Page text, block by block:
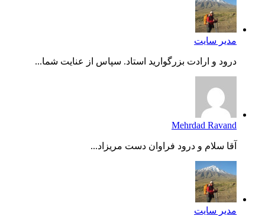
مدیر سایت
درود و ارادت بزرگوارید استاد. سپاس از عنایت شما...
Mehrdad Ravand
آقا سلام و درود فراوان دست مریزاد...
مدیر سایت